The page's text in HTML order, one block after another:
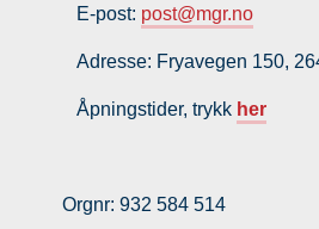
E-post: post@mgr.no
Adresse: Fryavegen 150,
Åpningstider, trykk her
Orgnr: 932 584 514